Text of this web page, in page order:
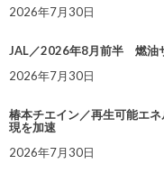
2026年7月30日
JAL／2026年8月前半 燃油
2026年7月30日
椿本チエイン／再生可能エ
現を加速
2026年7月30日